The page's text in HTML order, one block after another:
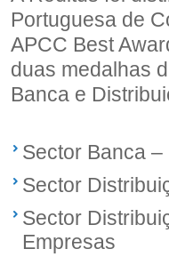
Portuguesa de
APCC Best
duas medalhas
Banca e
Sector Banca
Sector
Sector
Empresas